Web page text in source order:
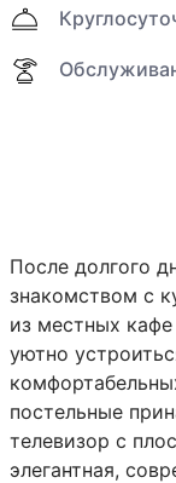
После долгого
знакомством с
из местных
уютно
постельные
телевизор с
элегантная,